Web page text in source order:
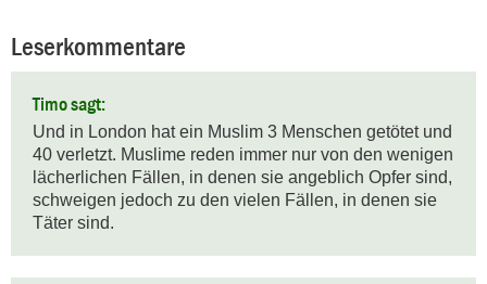
Leserkommentare
Timo sagt:
Und in London hat ein Muslim 3 Menschen getötet und
40 verletzt. Muslime reden immer nur von den wenigen
lächerlichen Fällen, in denen sie angeblich Opfer sind,
schweigen jedoch zu den vielen Fällen, in denen sie
Täter sind.